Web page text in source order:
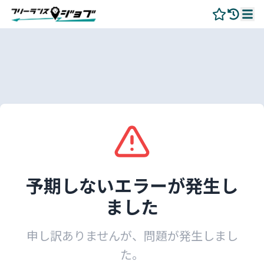
予期しないエラーが発生し
ました
申し訳ありませんが、問題が発生しまし
た。